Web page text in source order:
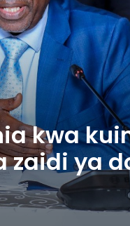
kwa
ya